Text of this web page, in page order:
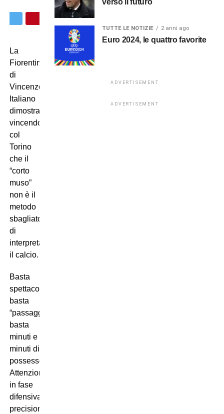
La
Fiorentina
di
Vincenzo
Italiano
dimostra
vincendo
col
Torino
che il
“corto
muso”
non è il
metodo
sbagliato
di
interpretare
il calcio.
Basta
spettacolo,
basta
“passaggini”,
basta
minuti e
minuti di
possesso.
Attenzione
in fase
difensiva,
precisione
verso il futuro
TUTTE LE NOTIZIE 2 anni ago
Euro 2024, le quattro favorite
ADVERTISEMENT
ADVERTISEMENT